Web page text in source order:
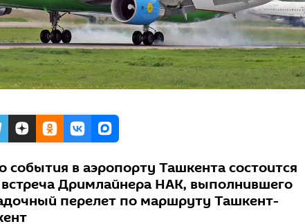
события в аэропорту Ташкента состоится
Дримлайнера НАК, выполнившего
перелет по маршруту Ташкент-